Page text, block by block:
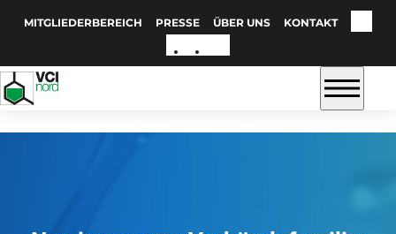
MITGLIEDERBEREICH PRESSE ÜBER UNS KONTAKT